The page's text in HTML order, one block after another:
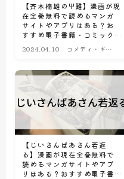
【斉木楠雄のΨ難】漫画が現
在全巻無料で読めるマンガ
サイトやアプリはある？お
すすめ電子書籍・コミック
較情報
2024.04.10
コメディ・ギャ
【じいさんばあさん若返
る】漫画が現在全巻無料で
読めるマンガサイトやアプ
リはある？おすすめ電子書